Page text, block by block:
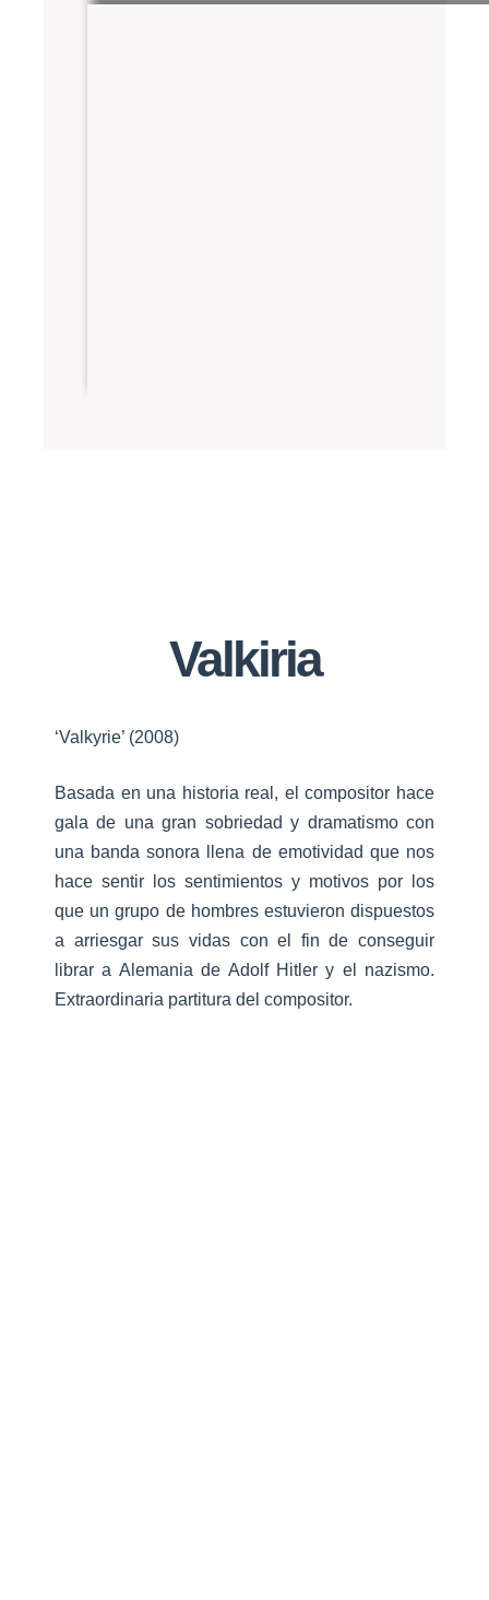
Valkiria
‘Valkyrie’ (2008)
Basada en una historia real, el compositor hace
gala de una gran sobriedad y dramatismo con
una banda sonora llena de emotividad que nos
hace sentir los sentimientos y motivos por los
que un grupo de hombres estuvieron dispuestos
a arriesgar sus vidas con el fin de conseguir
librar a Alemania de Adolf Hitler y el nazismo.
Extraordinaria partitura del compositor.